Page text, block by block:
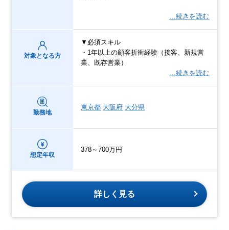
…続きを読む
対象となる方
▼必須スキル
・1年以上の顧客折衝経験（接客、新規営
業、既存営業）
…続きを読む
勤務地
東京都 大阪府 大分県
想定年収
378～700万円
詳しく見る